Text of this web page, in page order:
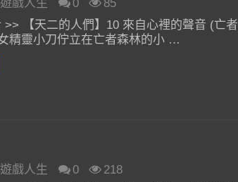
遊戲人生 0
85
>> 【天二的人們】10 來自心裡的聲音 (亡者
精靈小刀佇立在亡者森林的小 …
遊戲人生 0
218